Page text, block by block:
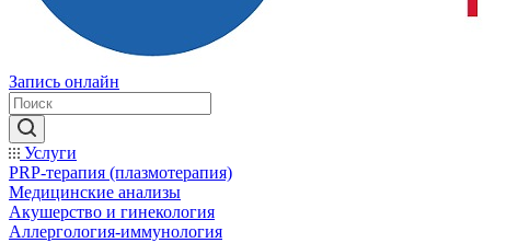
Запись онлайн
Услуги
PRP-терапия (плазмотерапия)
Медицинские анализы
Акушерство и гинекология
Аллергология-иммунология